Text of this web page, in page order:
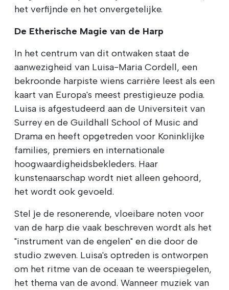
het verfijnde en het onvergetelijke.
De Etherische Magie van de Harp
In het centrum van dit ontwaken staat de
aanwezigheid van Luisa-Maria Cordell, een
bekroonde harpiste wiens carrière leest als een
kaart van Europa's meest prestigieuze podia.
Luisa is afgestudeerd aan de Universiteit van
Surrey en de Guildhall School of Music and
Drama en heeft opgetreden voor Koninklijke
families, premiers en internationale
hoogwaardigheidsbekleders. Haar
kunstenaarschap wordt niet alleen gehoord,
het wordt ook gevoeld.
Stel je de resonerende, vloeibare noten voor
van de harp die vaak beschreven wordt als het
"instrument van de engelen" en die door de
studio zweven. Luisa's optreden is ontworpen
om het ritme van de oceaan te weerspiegelen,
het thema van de avond. Wanneer muziek van